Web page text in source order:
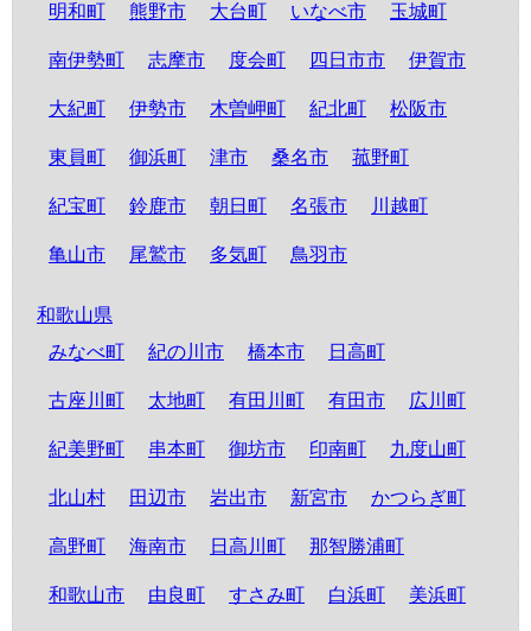
明和町
熊野市 大台町 いなべ市 玉城町
南伊勢町 志摩市 度会町 四日市市 伊賀市
大紀町 伊勢市 木曽岬町 紀北町 松阪市
東員町 御浜町 津市 桑名市 菰野町
紀宝町 鈴鹿市 朝日町 名張市 川越町
亀山市 尾鷲市 多気町 鳥羽市
和歌山県
みなべ町
紀の川市 橋本市 日高町
古座川町 太地町 有田川町 有田市 広川町
紀美野町 串本町 御坊市 印南町 九度山町
北山村 田辺市 岩出市 新宮市 かつらぎ町
高野町 海南市 日高川町 那智勝浦町
和歌山市 由良町 すさみ町 白浜町 美浜町